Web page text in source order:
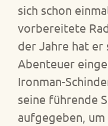
sich schon
vorbereitete
der Jahre hat
Abenteuer
Ironman-
seine führende
aufgegeben,